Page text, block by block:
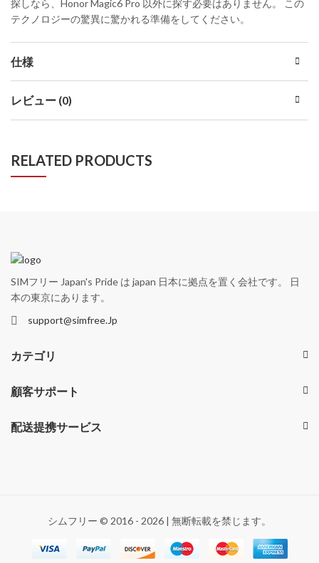
探しなら、Honor Magic6 Pro 以外に探す必要はありません。 この
テクノロジーの驚異に驚かれる準備をしてください。
仕様
レビュー (0)
RELATED PRODUCTS
SIMフリー Japan's Pride は japan 日本に拠点を置く会社です。 日
本の東京にあります。
support@simfree.Jp
カテゴリ
顧客サポート
配送提携サービス
シムフリー © 2016 - 2026 | 無断転載を禁じます。